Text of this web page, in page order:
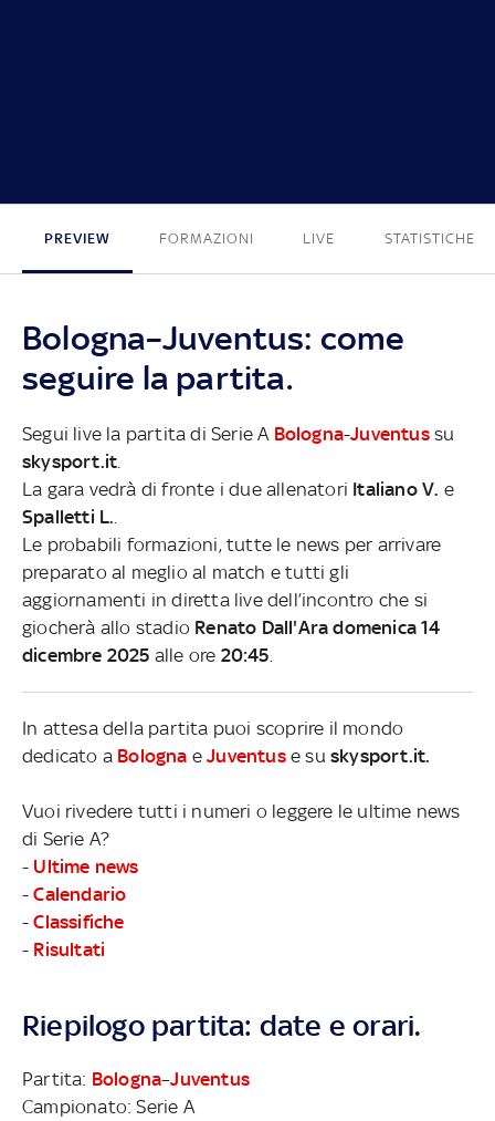
PREVIEW FORMAZIONI LIVE STATISTICHE
Bologna–Juventus: come
seguire la partita.
Segui live la partita di Serie A Bologna-Juventussu
skysport.it
La gara vedrà di fronte i due allenatori Italiano V. e
Spalletti L.
Le probabili formazioni, tutte le news per arrivare
preparato al meglio al match e tutti gli
aggiornamenti in diretta live dell’incontro che si
giocherà allo stadio Renato Dall'Ara domenica 14
dicembre 2025 alle ore 20:45
In attesa della partita puoi scoprire il mondo
dedicato a Bologna eJuventuse suskysport.it.
Vuoi rivedere tutti i numeri o leggere le ultime news
di Serie A?
- Ultime news
-Calendario
-Classifiche
- Risultati
Riepilogo partita: date e orari.
Partita: Bologna–Juventus
Campionato: Serie A